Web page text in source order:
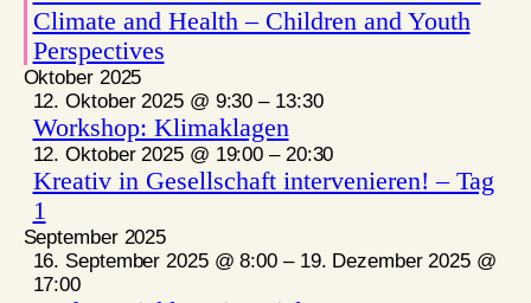
Climate and Health – Children and Youth
Perspectives
Oktober 2025
12. Oktober 2025 @ 9:30 – 13:30
Workshop: Klimaklagen
12. Oktober 2025 @ 19:00 – 20:30
Kreativ in Gesellschaft intervenieren! – Tag
1
September 2025
16. September 2025 @ 8:00 – 19. Dezember 2025 @
17:00